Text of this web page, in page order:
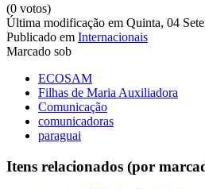
(0 votos)
Última modificação em Quinta, 04
Publicado em Internacionais
Marcado sob
ECOSAM
Filhas de Maria Auxiliadora
Comunicação
comunicadoras
paraguai
Itens relacionados (por